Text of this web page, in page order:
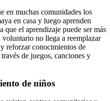
en muchas comunidades los
en casa y luego aprenden
que el aprendizaje puede ser más
no llega a reemplazar
reforzar conocimientos de
de juegos, canciones y
de niños